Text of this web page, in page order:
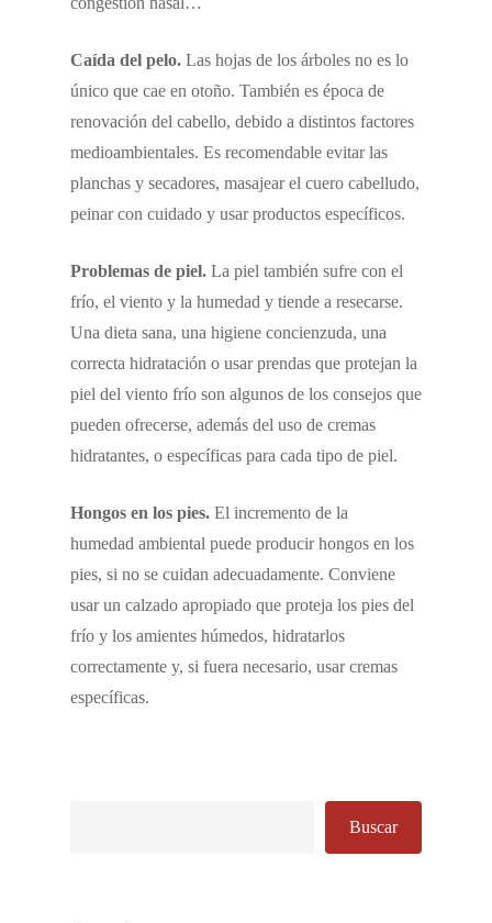
Caída del pelo. Las hojas de los árboles no es lo
único que cae en otoño. También es época de
renovación del cabello, debido a distintos factores
medioambientales. Es recomendable evitar las
planchas y secadores, masajear el cuero cabelludo,
peinar con cuidado y usar productos específicos.
Problemas de piel. La piel también sufre con el
frío, el viento y la humedad y tiende a resecarse.
Una dieta sana, una higiene concienzuda, una
correcta hidratación o usar prendas que protejan la
piel del viento frío son algunos de los consejos que
pueden ofrecerse, además del uso de cremas
hidratantes, o específicas para cada tipo de piel.
Hongos en los pies. El incremento de la
humedad ambiental puede producir hongos en los
pies, si no se cuidan adecuadamente. Conviene
usar un calzado apropiado que proteja los pies del
frío y los amientes húmedos, hidratarlos
correctamente y, si fuera necesario, usar cremas
específicas.
Buscar